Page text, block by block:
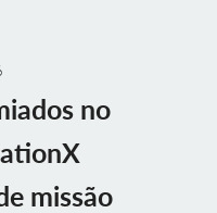
no
missão